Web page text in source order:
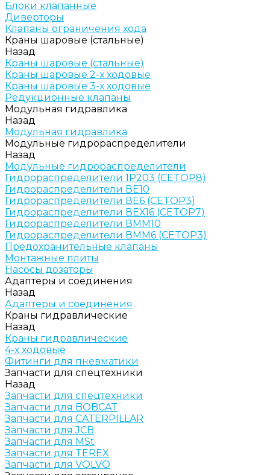
Блоки клапанные
Диверторы
Клапаны ограничения хода
Краны шаровые (стальные)
Назад
Краны шаровые (стальные)
Краны шаровые 2-х ходовые
Краны шаровые 3-х ходовые
Редукционные клапаны
Модульная гидравлика
Назад
Модульная гидравлика
Модульные гидрораспределители
Назад
Модульные гидрораспределители
Гидрораспределители 1Р203 (CETOP8)
Гидрораспределители ВЕ10
Гидрораспределители ВЕ6 (CETOP3)
Гидрораспределители ВЕХ16 (CETOP7)
Гидрораспределители ВММ10
Гидрораспределители ВММ6 (CETOP3)
Предохранительные клапаны
Монтажные плиты
Насосы дозаторы
Адаптеры и соединения
Назад
Адаптеры и соединения
Краны гидравлические
Назад
Краны гидравлические
4-х ходовые
Фитинги для пневматики
Запчасти для спецтехники
Назад
Запчасти для спецтехники
Запчасти для BOBCAT
Запчасти для CATERPILLAR
Запчасти для JCB
Запчасти для MSt
Запчасти для TEREX
Запчасти для VOLVO